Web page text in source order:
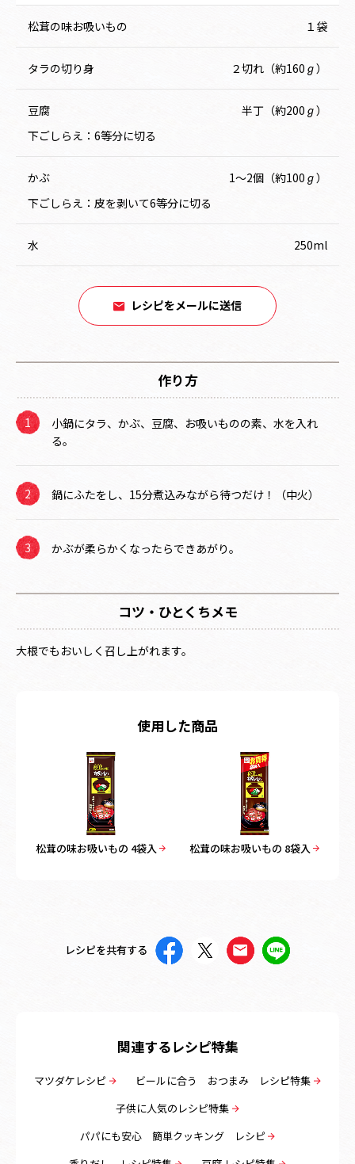
松茸の味お吸いもの １袋
タラの切り身 ２切れ（約160ℊ）
豆腐
半丁（約200ℊ）
下ごしらえ：6等分に切る
かぶ
1～2個（約100ℊ）
下ごしらえ：皮を剥いて6等分に切る
水 250ml
レシピをメールに送信
作り方
小鍋にタラ、かぶ、豆腐、お吸いものの素、水を入れ
る。
鍋にふたをし、15分煮込みながら待つだけ！（中火）
かぶが柔らかくなったらできあがり。
コツ・ひとくちメモ
大根でもおいしく召し上がれます。
使用した商品
松茸の味お吸いもの 4袋入 松茸の味お吸いもの 8袋入
レシピを共有する
関連するレシピ特集
マツダケレシピ
ビールに合う おつまみ レシピ特集
子供に人気のレシピ特集
パパにも安心 簡単クッキング レシピ